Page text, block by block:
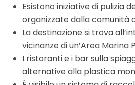
Esistono iniziative di pulizia
organizzate dalla comunità
La destinazione si trova
vicinanze di un’Area Marina
I ristoranti e i bar sulla
alternative alla plastica